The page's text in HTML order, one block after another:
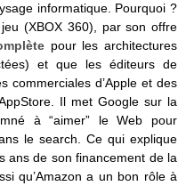
informatique. Pourquoi ?
(XBOX 360), par son offre
pour les architectures
et que les éditeurs de
commerciales d’Apple et des
Il met Google sur la
à “aimer” le Web pour
le search. Ce qui explique
ans de son financement de la
qu’Amazon a un bon rôle à